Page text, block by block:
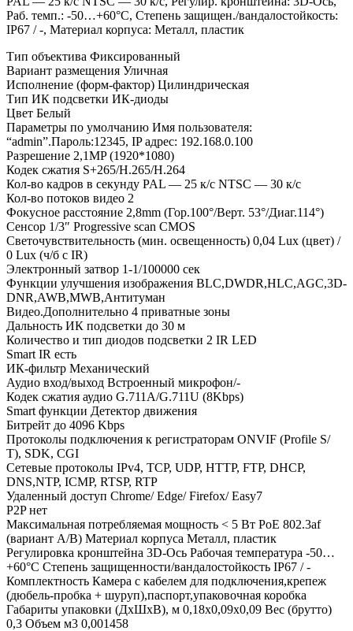
Раб. темп.: -50…+60°С, Степень защищен./вандалостойкость:
IP67 / -, Материал корпуса: Металл, пластик
Тип объектива Фиксированный
Вариант размещения Уличная
Исполнение (форм-фактор) Цилиндрическая
Тип ИК подсветки ИК-диоды
Цвет Белый
Параметры по умолчанию Имя пользователя:
“admin”.Пароль:12345, IP адрес: 192.168.0.100
Разрешение 2,1MP (1920*1080)
Кодек сжатия S+265/H.265/H.264
Кол-во кадров в секунду PAL — 25 к/с NTSC — 30 к/с
Кол-во потоков видео 2
Фокусное расстояние 2,8mm (Гор.100°/Верт. 53°/Диаг.114°)
Сенсор 1/3″ Progressive scan CMOS
Светочувствительность (мин. освещенность) 0,04 Lux (цвет) /
0 Lux (ч/б c IR)
Электронный затвор 1-1/100000 сек
Функции улучшения изображения BLC,DWDR,HLC,AGC,3D-
DNR,AWB,MWB,Антитуман
Видео.Дополнительно 4 приватные зоны
Дальность ИК подсветки до 30 м
Количество и тип диодов подсветки 2 IR LED
Smart IR есть
ИК-фильтр Механический
Аудио вход/выход Встроенный микрофон/-
Кодек сжатия аудио G.711A/G.711U (8Kbps)
Smart функции Детектор движения
Битрейт до 4096 Kbps
Протоколы подключения к регистраторам ONVIF (Profile S/
T), SDK, CGI
Сетевые протоколы IPv4, TCP, UDP, HTTP, FTP, DHCP,
DNS,NTP, ICMP, RTSP, RTP
Удаленный доступ Chrome/ Edge/ Firefox/ Easy7
P2P нет
Максимальная потребляемая мощность < 5 Вт PoE 802.3af
(вариант А/В) Материал корпуса Металл, пластик
Регулировка кронштейна 3D-Ось Рабочая температура -50…
+60°С Степень защищенности/вандалостойкость IP67 / -
Комплектность Камера с кабелем для подключения,крепеж
(дюбель-пробка + шуруп),паспорт,упаковочная коробка
Габариты упаковки (ДхШхВ), м 0,18x0,09x0,09 Вес (брутто)
0,3 Объем м3 0,001458